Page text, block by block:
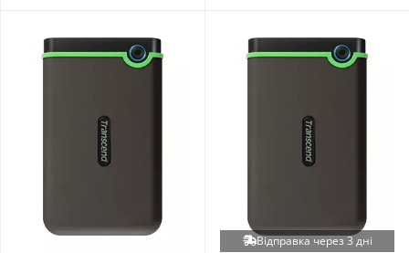
Відправка через 3 дні